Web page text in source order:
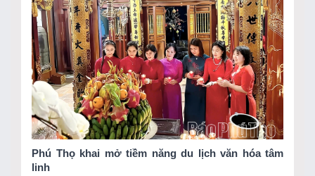
Phú Thọ khai mở tiềm năng du lịch văn hóa tâm
linh